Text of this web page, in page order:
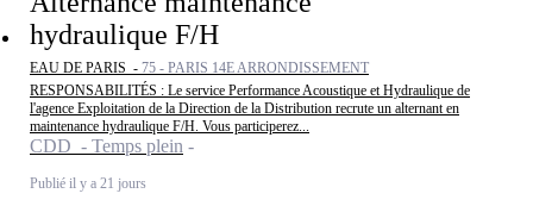
hydraulique F/H
EAU DE PARIS - 75 - PARIS 14E ARRONDISSEMENT
RESPONSABILITÉS : Le service Performance Acoustique et Hydraulique de
l'agence Exploitation de la Direction de la Distribution recrute un alternant en
maintenance hydraulique F/H. Vous participerez...
CDD - Temps plein
Publié il y a 21 jours